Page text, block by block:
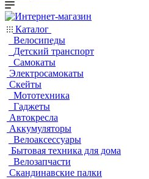
Каталог
Велосипеды
Детский транспорт
Самокаты
Электросамокаты
Скейты
Мототехника
Гаджеты
Автокресла
Аккумуляторы
Велоаксессуары
Бытовая техника для дома
Велозапчасти
Скандинавские палки